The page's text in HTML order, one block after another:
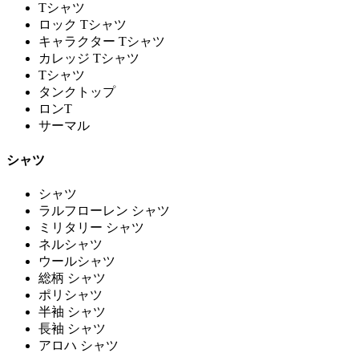
Tシャツ
ロック Tシャツ
キャラクター Tシャツ
カレッジ Tシャツ
Tシャツ
タンクトップ
ロンT
サーマル
シャツ
シャツ
ラルフローレン シャツ
ミリタリー シャツ
ネルシャツ
ウールシャツ
総柄 シャツ
ポリシャツ
半袖 シャツ
長袖 シャツ
アロハ シャツ